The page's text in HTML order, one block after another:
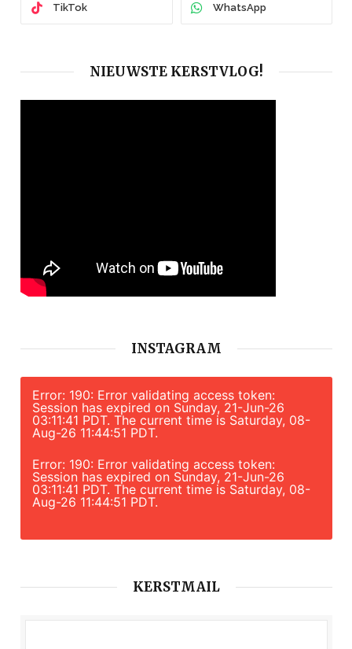
TikTok WhatsApp
NIEUWSTE KERSTVLOG!
INSTAGRAM
Error: 190: Error validating access token:
Session has expired on Sunday, 21-Jun-26
03:11:41 PDT. The current time is Saturday, 08-
Aug-26 11:44:51 PDT.
Error: 190: Error validating access token:
Session has expired on Sunday, 21-Jun-26
03:11:41 PDT. The current time is Saturday, 08-
Aug-26 11:44:51 PDT.
KERSTMAIL